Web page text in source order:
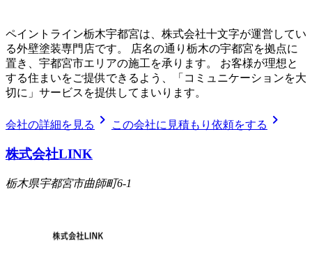
ペイントライン栃木宇都宮は、株式会社十文字が運営してい
る外壁塗装専門店です。 店名の通り栃木の宇都宮を拠点に
置き、宇都宮市エリアの施工を承ります。 お客様が理想と
する住まいをご提供できるよう、「コミュニケーションを大
切に」サービスを提供してまいります。
会社の詳細を見る chevron_right この会社に見積もり依頼をする chevron_right
株式会社LINK
栃木県宇都宮市曲師町6-1